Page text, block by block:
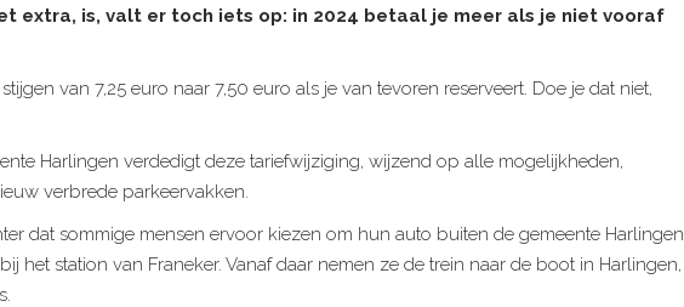
extra, is, valt er toch iets op: in 2024 betaal je meer als je niet vooraf
van 7,25 euro naar 7,50 euro als je van tevoren reserveert. Doe je dat niet,
Harlingen verdedigt deze tariefwijziging, wijzend op alle mogelijkheden,
verbrede parkeervakken.
dat sommige mensen ervoor kiezen om hun auto buiten de gemeente Harlingen
het station van Franeker. Vanaf daar nemen ze de trein naar de boot in Harlingen,